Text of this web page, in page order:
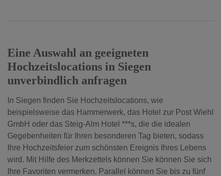
Eine Auswahl an geeigneten
Hochzeitslocations in Siegen
unverbindlich anfragen
In Siegen finden Sie Hochzeitslocations, wie
beispielsweise das Hammerwerk, das Hotel zur Post Wiehl
GmbH oder das Steig-Alm Hotel ***s, die die idealen
Gegebenheiten für Ihren besonderen Tag bieten, sodass
Ihre Hochzeitsfeier zum schönsten Ereignis Ihres Lebens
wird. Mit Hilfe des Merkzettels können Sie können Sie sich
Ihre Favoriten vermerken. Parallel können Sie bis zu fünf